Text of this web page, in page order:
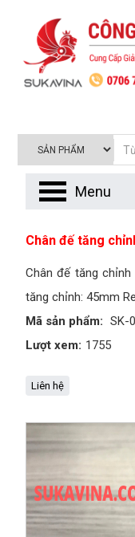
Chân đế tăng
Chân đế tăng
tăng chỉnh: 45mm
Mã sản phẩm: SK-
Lượt xem: 1755
Liên hệ
Menu